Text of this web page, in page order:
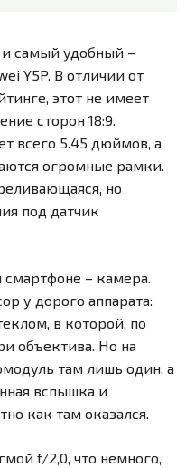
самый удобный –
Y5P. В отличии от
этот не имеет
сторон 18:9.
всего 5.45 дюймов, а
огромные рамки.
но
под датчик
– камера.
у дорого аппарата:
в которой, по
объектива. Но на
там лишь один, а
вспышка и
как там оказался.
f/2,0, что немного,